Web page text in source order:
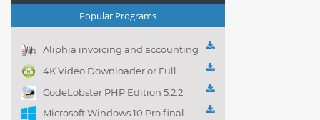
Popular Programs
Aliphia invoicing and accounting
management 1.0.1
4K Video Downloader or Full
Playlist! 3.4.5.1525
CodeLobster PHP Edition 5.2.2
Microsoft Windows 10 Pro final